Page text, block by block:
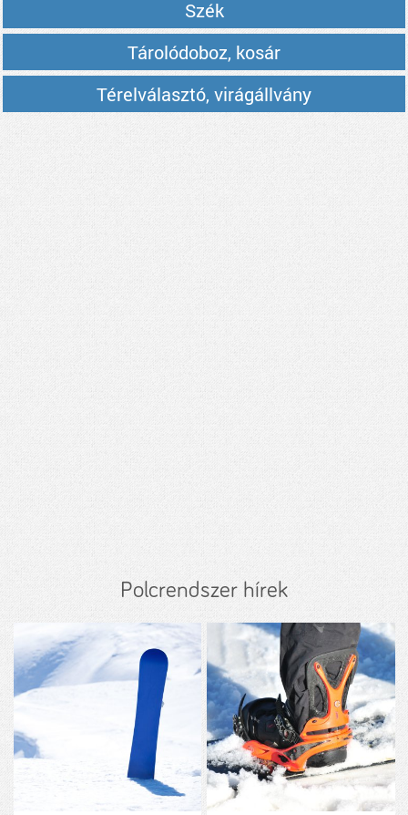
Szék
Tárolódoboz, kosár
Térelválasztó, virágállvány
Polcrendszer hírek